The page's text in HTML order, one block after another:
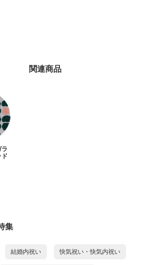
関連商品
ド
集
結婚内祝い 快気祝い・快気内祝い